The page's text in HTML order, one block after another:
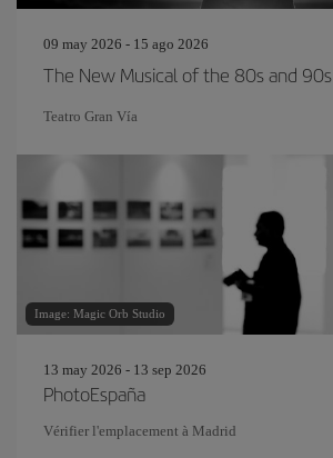
09 may 2026 - 15 ago 2026
The New Musical of the 80s and 90s
Teatro Gran Vía
Image: Magic Orb Studio
13 may 2026 - 13 sep 2026
PhotoEspaña
Vérifier l'emplacement à Madrid